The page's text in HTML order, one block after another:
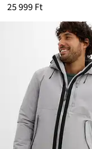
25 999 Ft